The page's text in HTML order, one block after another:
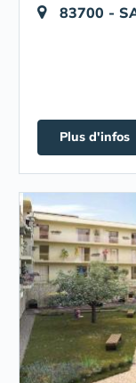
83700 -
Plus d'infos